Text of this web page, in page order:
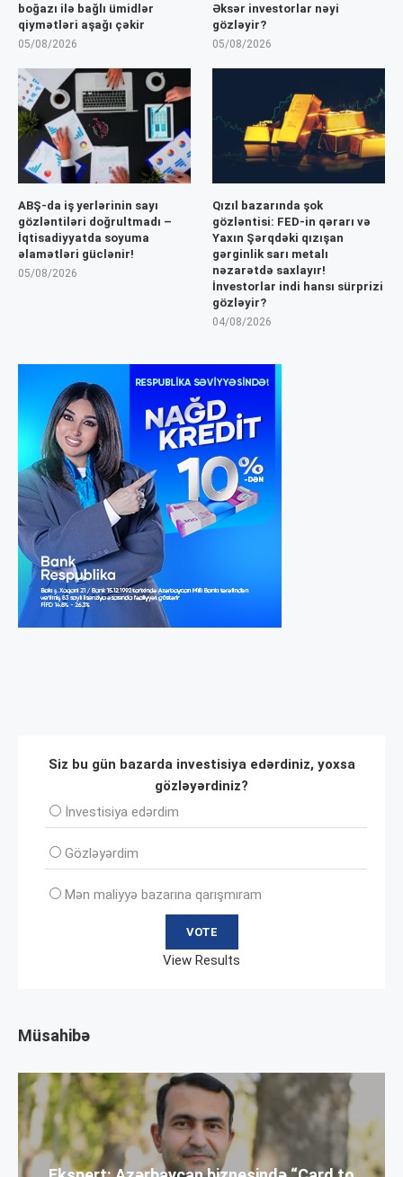
boğazı ilə bağlı ümidlər
qiymətləri aşağı çəkir
05/08/2026
Əksər investorlar nəyi
gözləyir?
05/08/2026
ABŞ-da iş yerlərinin sayı
gözləntiləri doğrultmadı –
İqtisadiyyatda soyuma
əlamətləri güclənir!
05/08/2026
Qızıl bazarında şok
gözləntisi: FED-in qərarı və
Yaxın Şərqdəki qızışan
gərginlik sarı metalı
nəzarətdə saxlayır!
İnvestorlar indi hansı sürprizi
gözləyir?
04/08/2026
Siz bu gün bazarda investisiya edərdiniz, yoxsa
gözləyərdiniz?
İnvеstisiya edərdim
Gözləyərdim
Mən maliyyə bazarına qarışmıram
View Results
Müsahibə